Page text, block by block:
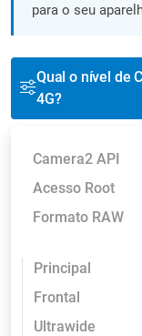
para o seu
Qual o nível de
4G?
Camera2 API
Acesso Root
Formato RAW
Principal
Frontal
Ultrawide